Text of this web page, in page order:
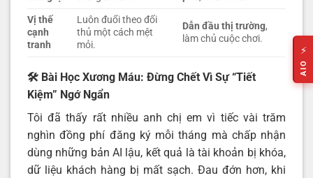
Vị thế
cạnh
tranh
Luôn đuổi theo đối
thủ một cách mệt
mỏi.
Dẫn đầu thị trường,
làm chủ cuộc chơi.
🛠️ Bài Học Xương Máu: Đừng Chết Vì Sự “Tiết
Kiệm” Ngớ Ngẩn
Tôi đã thấy rất nhiều anh chị em vì tiếc vài trăm
nghìn đồng phí đăng ký mỗi tháng mà chấp nhận
dùng những bản AI lậu, kết quả là tài khoản bị khóa,
dữ liệu khách hàng bị mất sạch. Đau đớn hơn, khi
⚡
AIO